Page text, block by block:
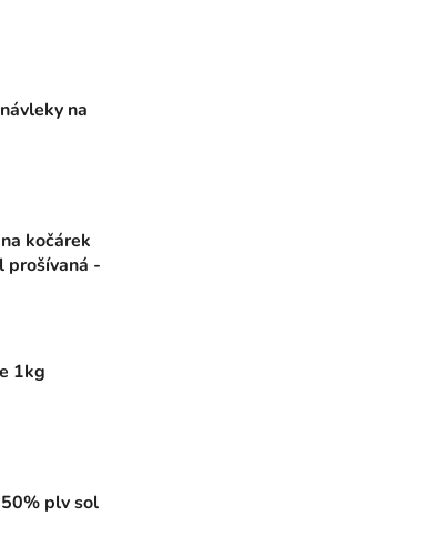
na
kočárek
prošívaná -
1kg
plv sol